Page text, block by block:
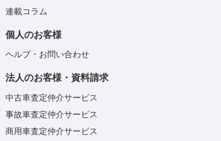
連載コラム
個人のお客様
ヘルプ・お問い合わせ
法人のお客様・資料請求
中古車査定仲介サービス
事故車査定仲介サービス
商用車査定仲介サービス